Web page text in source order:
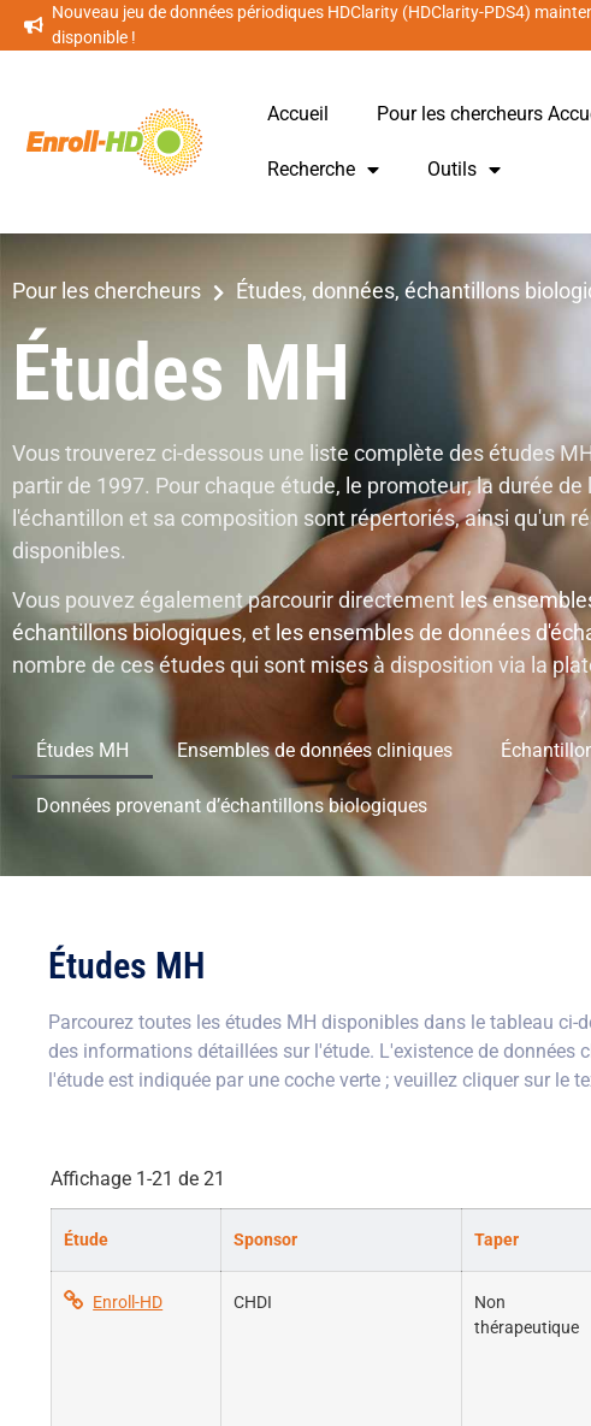
Nouveau jeu de données périodiques HDClarity (HDClarity-PDS4)
disponible !
Accueil Pour les chercheurs
Recherche Outils
Pour les chercheurs Études, données, échantillons
Études MH
Vous trouverez ci-dessous une liste complète des études
partir de 1997. Pour chaque étude, le promoteur, la durée
l'échantillon et sa composition sont répertoriés, ainsi qu'un
disponibles.
Vous pouvez également parcourir directement les
échantillons biologiques, et les ensembles de données
nombre de ces études qui sont mises à disposition via la
Études MH Ensembles de données cliniques
Données provenant d’échantillons biologiques
Études MH
Parcourez toutes les études MH disponibles dans le tableau
des informations détaillées sur l'étude. L'existence de
l'étude est indiquée par une coche verte ; veuillez cliquer sur
Affichage 1-21 de 21
Étude Sponsor Taper
Enroll-HD CHDI
Non
thérapeutique